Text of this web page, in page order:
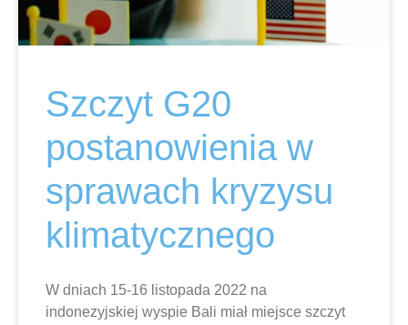
Szczyt G20
postanowienia w
sprawach kryzysu
klimatycznego
W dniach 15-16 listopada 2022 na
indonezyjskiej wyspie Bali miał miejsce szczyt